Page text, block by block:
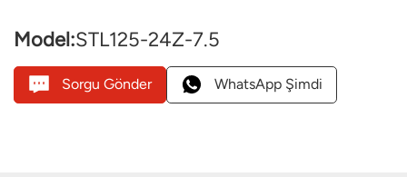
Model:STL125-24Z-7.5
Sorgu Gönder WhatsApp Şimdi